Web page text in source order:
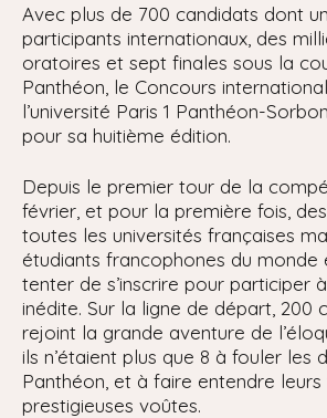
Avec plus de 700 candidats dont
participants internationaux, des
oratoires et sept finales sous la
Panthéon, le Concours
l’université Paris 1 Panthéon-
pour sa huitième édition.
Depuis le premier tour de la
février, et pour la première fois,
toutes les universités françaises
étudiants francophones du monde
tenter de s’inscrire pour participer
inédite. Sur la ligne de départ, 200
rejoint la grande aventure de
ils n’étaient plus que 8 à fouler les
Panthéon, et à faire entendre leurs
prestigieuses voûtes.